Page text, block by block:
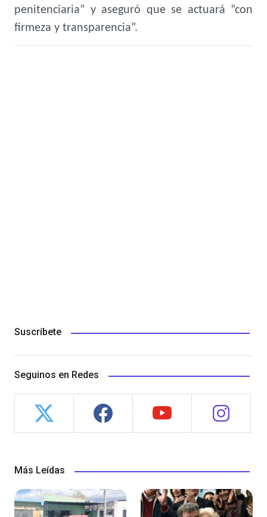
penitenciaria” y aseguró que se actuará “con
firmeza y transparencia”.
Suscríbete
Seguinos en Redes
Más Leídas